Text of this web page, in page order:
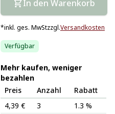
In den Warenkorb
*inkl. ges. MwStzzgl.Versandkosten
Verfügbar
Mehr kaufen, weniger
bezahlen
Preis
Anzahl
Rabatt
4,39 €
3
1.3 %